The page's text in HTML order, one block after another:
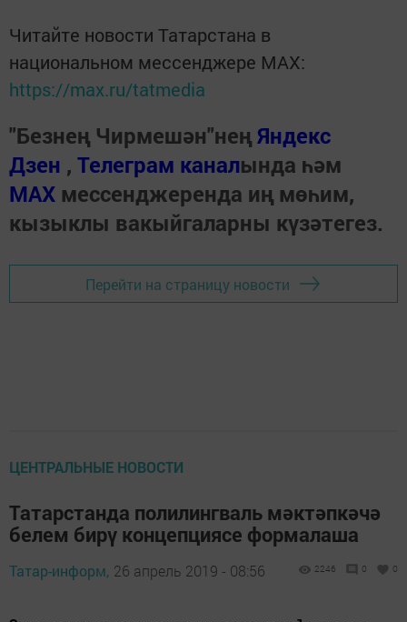
Читайте новости Татарстана в
национальном мессенджере MАХ:
https://max.ru/tatmedia
"Безнең Чирмешән"неңЯндекс
Дзен , Телеграм каналында һәм
МАХ мессенджеренда иң мөһим,
кызыклы вакыйгаларны күзәтегез.
Перейти на страницу новости
ЦЕНТРАЛЬНЫЕ НОВОСТИ
Татарстанда полилингваль мәктәпкәчә
белем бирү концепциясе формалаша
Татар-информ, 26 апрель 2019 - 08:56 2246 0 0